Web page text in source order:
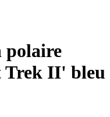
polaire
Trek II' bleu